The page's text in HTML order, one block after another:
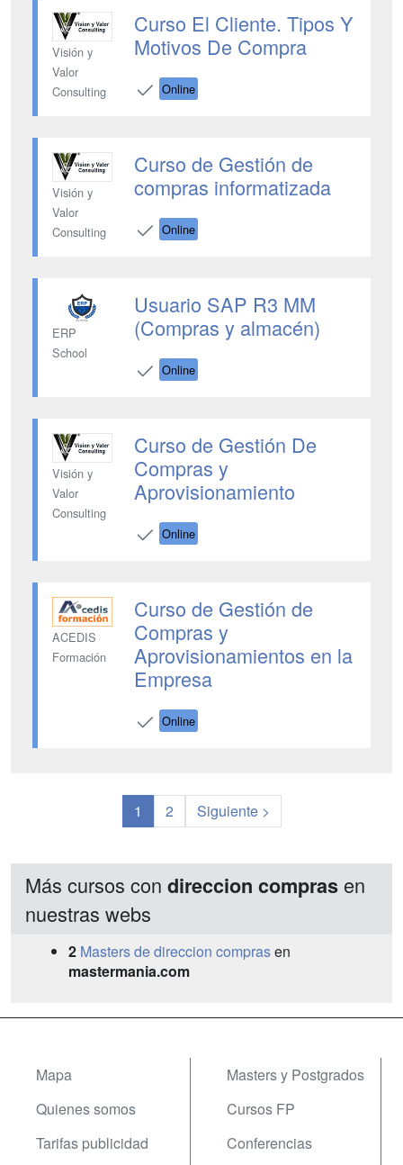
Visión y
Valor
Consulting
Curso El Cliente. Tipos Y
Motivos De Compra
Online
Visión y
Valor
Consulting
Curso de Gestión de
compras informatizada
Online
ERP
School
Usuario SAP R3 MM
(Compras y almacén)
Online
Visión y
Valor
Consulting
Curso de Gestión De
Compras y
Aprovisionamiento
Online
ACEDIS
Formación
Curso de Gestión de
Compras y
Aprovisionamientos en la
Empresa
Online
1 2 Siguiente >
Más cursos con direccion compras en
nuestras webs
2 Masters de direccion comprasen
mastermania.com
Mapa
Quienes somos
Tarifas publicidad
Masters y Postgrados
Cursos FP
Conferencias